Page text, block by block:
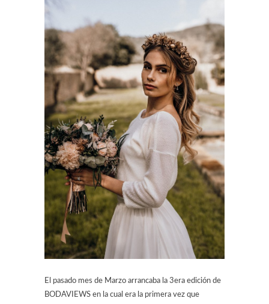
El pasado mes de Marzo arrancaba la 3era edición de
BODAVIEWS en la cual era la primera vez que